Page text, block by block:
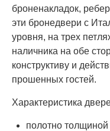
броненакладок,
эти бронедвери с
уровня, на трех
наличника на обе
конструктиву и
прошенных гостей.
Характеристика
полотно